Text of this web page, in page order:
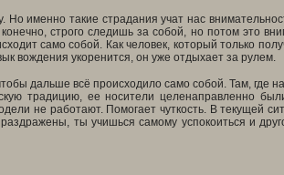
именно такие страдания учат нас
строго следишь за собой, но потом это
само собой. Как человек, который только
вождения укоренится, он уже отдыхает за рулем.
дальше всё происходило само собой. Там, где
традицию, ее носители целенаправленно
не работают. Помогает чуткость. В текущей
ты учишься самому успокоиться и